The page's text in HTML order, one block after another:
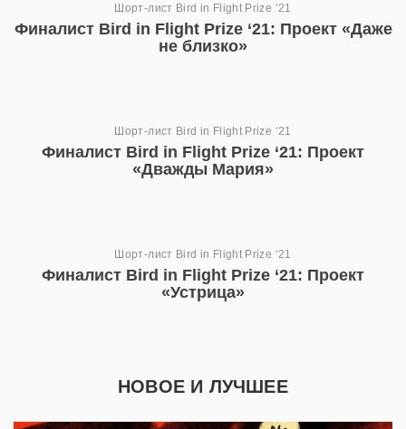
Шорт-лист Bird in Flight Prize ‘21
Финалист Bird in Flight Prize ‘21: Проект «Даже
не близко»
Шорт-лист Bird in Flight Prize ‘21
Финалист Bird in Flight Prize ‘21: Проект
«Дважды Мария»
Шорт-лист Bird in Flight Prize ‘21
Финалист Bird in Flight Prize ‘21: Проект
«Устрица»
НОВОЕ И ЛУЧШЕЕ